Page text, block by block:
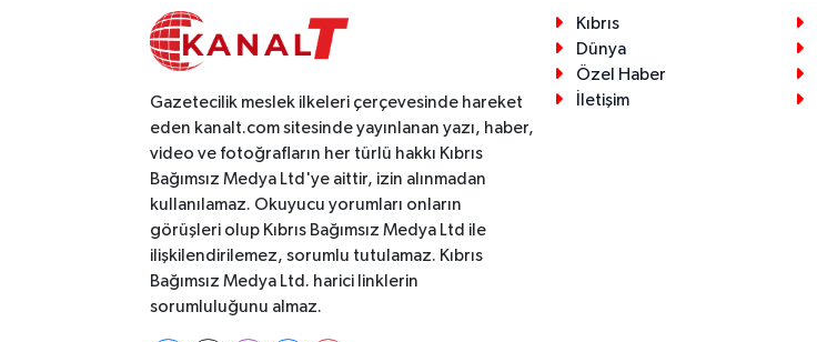
Gazetecilik meslek ilkeleri çerçevesinde hareket
eden kanalt.com sitesinde yayınlanan yazı, haber,
video ve fotoğrafların her türlü hakkı Kıbrıs
Bağımsız Medya Ltd'ye aittir, izin alınmadan
kullanılamaz. Okuyucu yorumları onların
görüşleri olup Kıbrıs Bağımsız Medya Ltd ile
ilişkilendirilemez, sorumlu tutulamaz. Kıbrıs
Bağımsız Medya Ltd. harici linklerin
sorumluluğunu almaz.
Kıbrıs
Dünya
Özel Haber
İletişim